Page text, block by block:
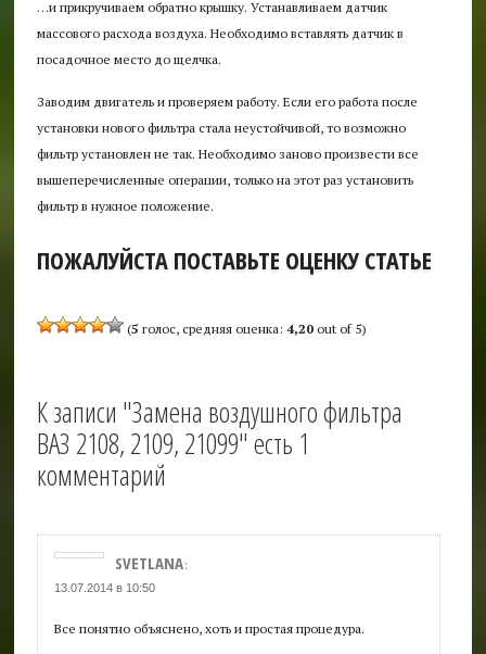
…и прикручиваем обратно крышку. Устанавливаем датчик
массового расхода воздуха. Необходимо вставлять датчик в
посадочное место до щелчка.
Заводим двигатель и проверяем работу. Если его работа после
установки нового фильтра стала неустойчивой, то возможно
фильтр установлен не так. Необходимо заново произвести все
вышеперечисленные операции, только на этот раз установить
фильтр в нужное положение.
ПОЖАЛУЙСТА ПОСТАВЬТЕ ОЦЕНКУ СТАТЬЕ
(5 голос, средняя оценка:4,20 out of 5)
К записи "Замена воздушного фильтра
ВАЗ 2108, 2109, 21099" есть 1
комментарий
SVETLANA:
13.07.2014 в 10:50
Все понятно объяснено, хоть и простая процедура.